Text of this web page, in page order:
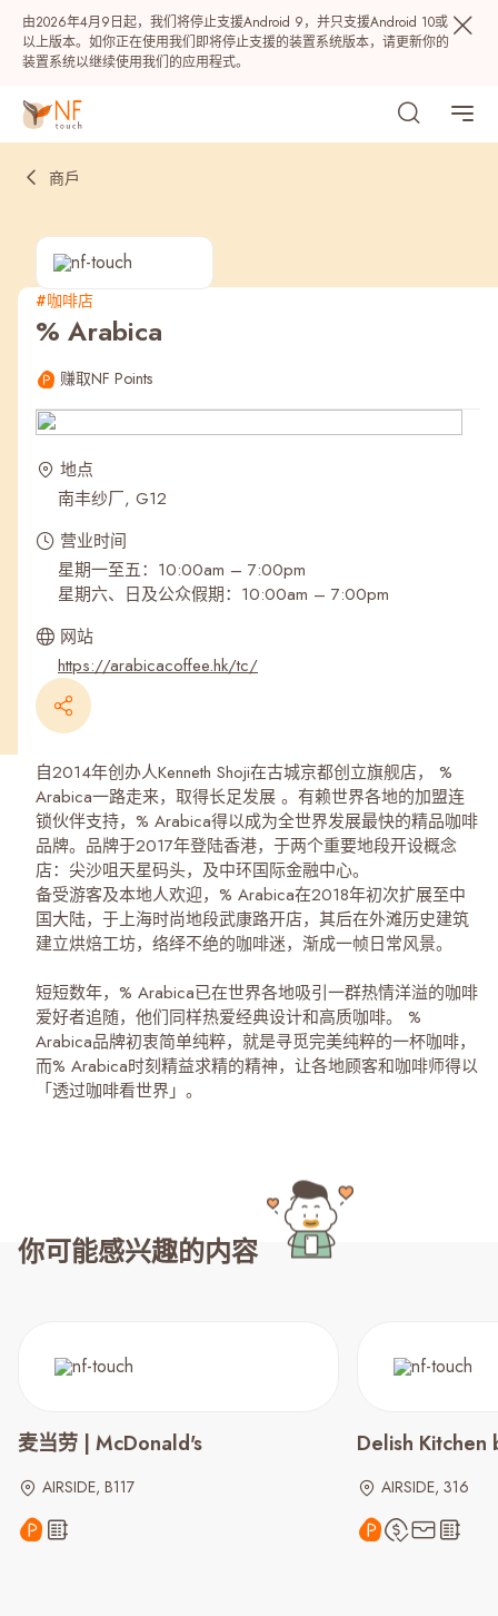
由2026年4月9日起，我们将停止支援Android 9，并只支援Android 10或
以上版本。如你正在使用我们即将停止支援的装置系统版本，请更新你的
装置系统以继续使用我们的应用程式。
热门
最近搜寻纪录
商戶
#咖啡店
% Arabica
赚取NF Points
地点
南丰纱厂, G12
营业时间
星期一至五：10:00am – 7:00pm
星期六、日及公众假期：10:00am – 7:00pm
网站
https://arabicacoffee.hk/tc/
自2014年创办人Kenneth Shoji在古城京都创立旗舰店， %
Arabica一路走来，取得长足发展 。有赖世界各地的加盟连
锁伙伴支持，% Arabica得以成为全世界发展最快的精品咖啡
品牌。品牌于2017年登陆香港，于两个重要地段开设概念
店：尖沙咀天星码头，及中环国际金融中心。
备受游客及本地人欢迎，% Arabica在2018年初次扩展至中
国大陆，于上海时尚地段武康路开店，其后在外滩历史建筑
建立烘焙工坊，络绎不绝的咖啡迷，渐成一帧日常风景。
短短数年，% Arabica已在世界各地吸引一群热情洋溢的咖啡
爱好者追随，他们同样热爱经典设计和高质咖啡。 %
Arabica品牌初衷简单纯粹，就是寻觅完美纯粹的一杯咖啡，
而% Arabica时刻精益求精的精神，让各地顾客和咖啡师得以
「透过咖啡看世界」。
你可能感兴趣的内容
麦当劳 | McDonald's
AIRSIDE, B117
Delish Kitchen
AIRSIDE, 316